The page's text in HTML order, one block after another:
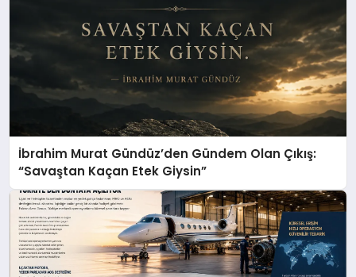
İbrahim Murat Gündüz’den Gündem Olan Çıkış:
“Savaştan Kaçan Etek Giysin”